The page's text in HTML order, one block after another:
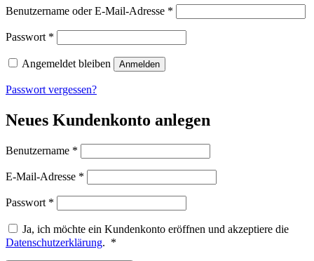
Benutzername oder E-Mail-Adresse *
Passwort *
Angemeldet bleiben Anmelden
Passwort vergessen?
Neues Kundenkonto anlegen
Benutzername *
E-Mail-Adresse *
Passwort *
Ja, ich möchte ein Kundenkonto eröffnen und akzeptiere die
Datenschutzerklärung. *